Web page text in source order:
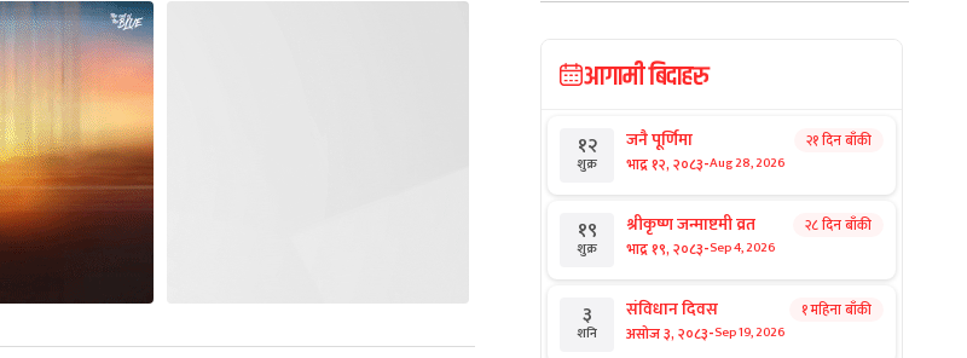
आगामी बिदाहरु
१२
शुक्र
जनै पूर्णिमा
भाद्र १२, २०८३-Aug 28, 2026
२१ दिन बाँकी
१९
शुक्र
श्रीकृष्ण जन्माष्टमी व्रत
भाद्र १९, २०८३-Sep 4, 2026
२८ दिन बाँकी
३
शनि
संविधान दिवस
असोज ३, २०८३-Sep 19, 2026
१ महिना बाँकी